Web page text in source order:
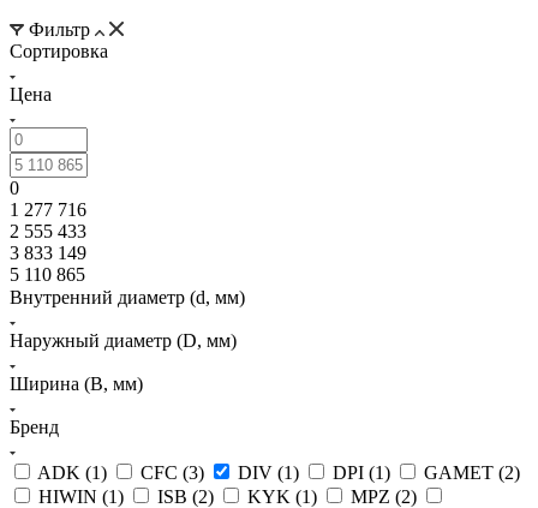
Фильтр
Сортировка
Цена
0
1 277 716
2 555 433
3 833 149
5 110 865
Внутренний диаметр (d, мм)
Наружный диаметр (D, мм)
Ширина (B, мм)
Бренд
ADK (1) CFC (3) DIV (1) DPI (1) GAMET (2)
HIWIN (1) ISB (2) KYK (1) MPZ (2)